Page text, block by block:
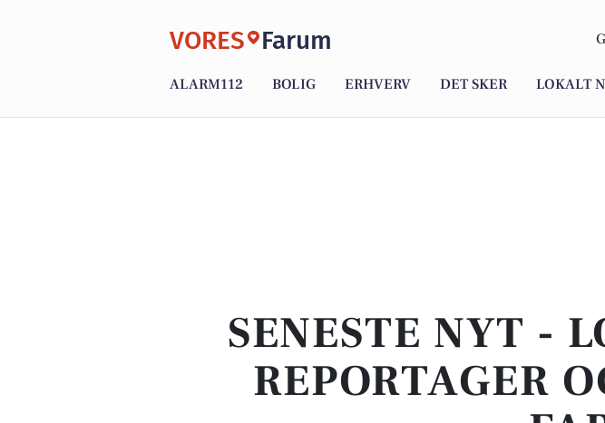
VORES Farum
ALARM112 BOLIG ERHVERV DET SKER LOKALT
SENESTE NYT -
REPORTAGER